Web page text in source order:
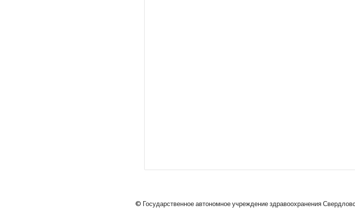
© Государственное автономное учреждение здравоохранения